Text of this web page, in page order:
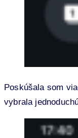
Poskúšala som
vybrala